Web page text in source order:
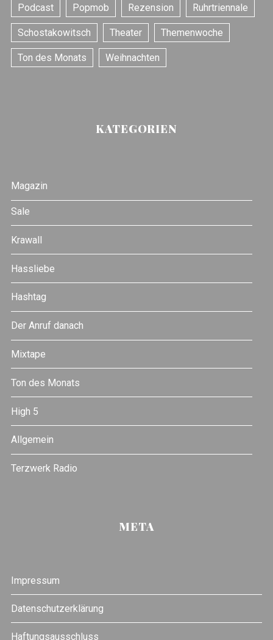
Podcast Popmob Rezension Ruhrtriennale
Schostakowitsch Theater Themenwoche
Ton des Monats Weihnachten
KATEGORIEN
Magazin
Sale
Krawall
Hassliebe
Hashtag
Der Anruf danach
Mixtape
Ton des Monats
High 5
Allgemein
Terzwerk Radio
META
Impressum
Datenschutzerklärung
Haftungsausschluss
o
r
: